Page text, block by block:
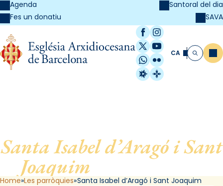
Agenda
Fes un donatiu
Santoral del dia
SAVA
Facebook
Instagram
X / Twitter
YouTube
WhatsApp
Flickr
Radio Estel
Catalunya
CA Cerca
Santa Isabel d’Aragó i Sant
Joaquim , de Barcelona
Home Les parròquies Santa Isabel d’Aragó i Sant Joaquim